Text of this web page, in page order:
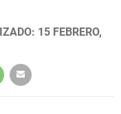
15 FEBRERO,